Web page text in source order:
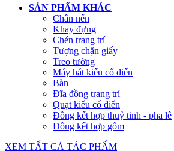
SẢN PHẨM KHÁC
Chân nến
Khay đựng
Chén trang trí
Tượng chặn giấy
Treo tường
Máy hát kiểu cổ điển
Bàn
Đĩa đồng trang trí
Quạt kiểu cổ điển
Đồng kết hợp thuỷ tinh - pha lê
Đồng kết hợp gốm
XEM TẤT CẢ TÁC PHẨM